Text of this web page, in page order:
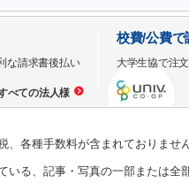
な請求書後払い
べての法人様
校費/公費で
大学生協で注
各種手数料が含まれておりませ
る、記事・写真の一部または全